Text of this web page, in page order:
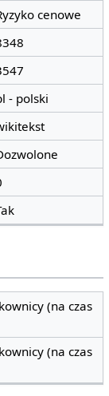
cenowe
- polski
(na czas
(na czas